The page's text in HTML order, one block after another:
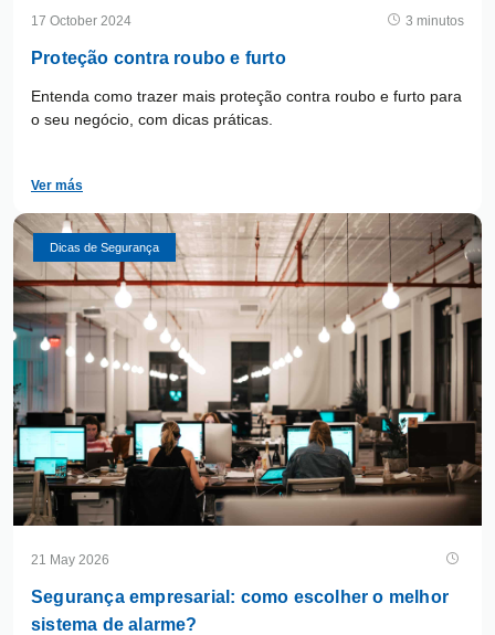
17 October 2024 3 minutos
Proteção contra roubo e furto
Entenda como trazer mais proteção contra roubo e furto para
o seu negócio, com dicas práticas.
Ver más
Dicas de Segurança
21 May 2026
Segurança empresarial: como escolher o melhor
sistema de alarme?